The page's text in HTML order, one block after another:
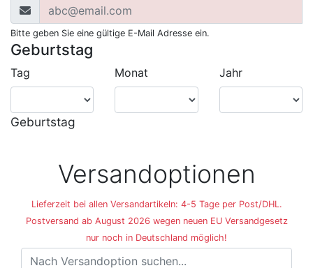
Bitte geben Sie eine gültige E-Mail Adresse ein.
Geburtstag
Tag Monat Jahr
Geburtstag
Versandoptionen
Lieferzeit bei allen Versandartikeln: 4-5 Tage per Post/DHL.
Postversand ab August 2026 wegen neuen EU Versandgesetz
nur noch in Deutschland möglich!
Versandoptionen